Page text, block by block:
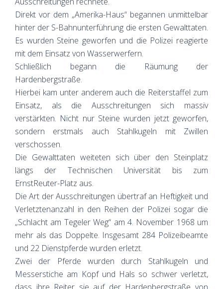
Direkt vor dem „Amerika-Haus“ begannen unmittelbar
hinter der S-Bahnunterführung die ersten Gewalttaten.
Es wurden Steine geworfen und die Polizei reagierte
mit dem Einsatz von Wasserwerfern.
Schließlich begann die Räumung der
Hardenbergstraße.
Hierbei kam unter anderem auch die Reiterstaffel zum
Einsatz, als die Ausschreitungen sich massiv
verstärkten. Nicht nur Steine wurden jetzt geworfen,
sondern erstmals auch Stahlkugeln mit Zwillen
verschossen.
Die Gewalttaten weiteten sich über den Steinplatz
längs der Technischen Universität bis zum
ErnstReuter-Platz aus.
Die Art der Ausschreitungen übertraf an Heftigkeit und
Verletztenanzahl in den Reihen der Polizei sogar die
„Schlacht am Tegeler Weg“ am 4. November 1968 um
mehr als das Doppelte. Insgesamt 284 Polizeibeamte
und 22 Dienstpferde wurden erletzt.
Zwei der Pferde wurden durch Stahlkugeln und
Messerstiche am Kopf und Hals so schwer verletzt,